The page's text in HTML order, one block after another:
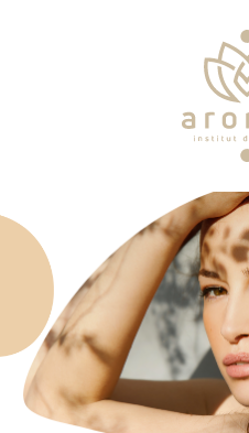
Soins
Je veux faire un bon cadeau
Plan d’accès
Prendre RDV